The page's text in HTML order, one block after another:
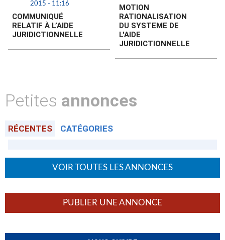
2015 - 11:16
COMMUNIQUÉ
RELATIF À L’AIDE
JURIDICTIONNELLE
MOTION
RATIONALISATION
DU SYSTEME DE
L'AIDE
JURIDICTIONNELLE
Petites annonces
RÉCENTES CATÉGORIES
VOIR TOUTES LES ANNONCES
PUBLIER UNE ANNONCE